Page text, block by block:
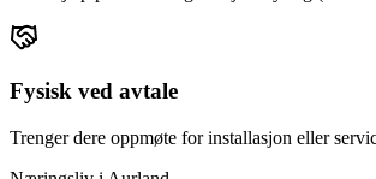
Fysisk ved avtale
Trenger dere oppmøte for installasjon eller